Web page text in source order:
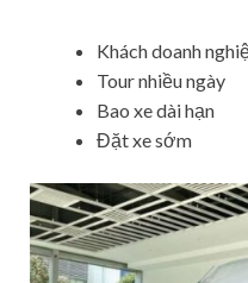
Khách doanh
Tour nhiều ngày
Bao xe dài hạn
Đặt xe sớm